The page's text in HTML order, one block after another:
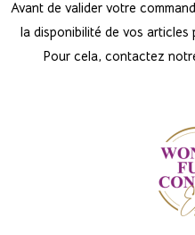
Avant de valider votre
la disponibilité de vos articles
Pour cela, contactez